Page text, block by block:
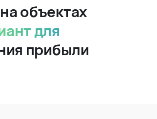
объектах
для
прибыли